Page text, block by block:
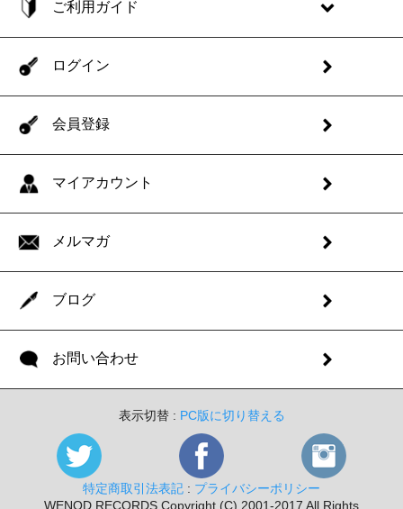
ご利用ガイド
ログイン
会員登録
マイアカウント
メルマガ
ブログ
お問い合わせ
表示切替 : PC版に切り替える
特定商取引法表記 : プライバシーポリシー
WENOD RECORDS Copyright (C) 2001-2017 All Rights